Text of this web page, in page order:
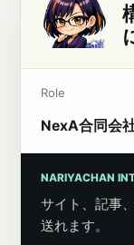
Role
NexA合同会
NARIYACHAN
サイト、記事
送れます。